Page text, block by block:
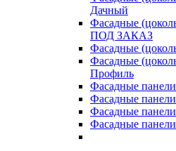
Дачный
Фасадные
ПОД ЗАКАЗ
Фасадные
Фасадные
Профиль
Фасадные
Фасадные
Фасадные
Фасадные